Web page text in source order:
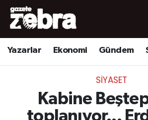
Yazarlar Ekonomi Gündem
SIYASET
Kabine
toplanıyor...
Yazarlar
Ekonomi
Yerel
Nöbetçi Eczaneler
Hava Durumu
Süper Lig Puan Durumu ve